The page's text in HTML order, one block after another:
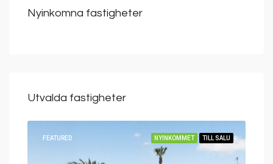
Nyinkomna fastigheter
Utvalda fastigheter
NYINKOMMET TILL SALU
FEATURED